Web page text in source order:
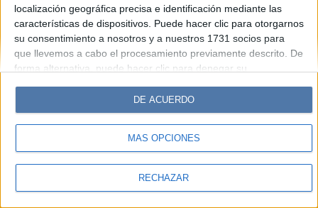
localización geográfica precisa e identificación mediante las
características de dispositivos. Puede hacer clic para otorgarnos
su consentimiento a nosotros y a nuestros 1731 socios para
que llevemos a cabo el procesamiento previamente descrito. De
forma alternativa, puede hacer clic para denegar su
cambiar sus preferencias antes de otorgar su consentimiento.
Tenga en cuenta que algún procesamiento de sus datos
personales puede no requerir de su consentimiento, pero usted
tiene el derecho de rechazar tal procesamiento. Sus
sus preferencias o retirar su consentimiento en cualquier
MÁS OPCIONES
RECHAZAR
DE ACUERDO